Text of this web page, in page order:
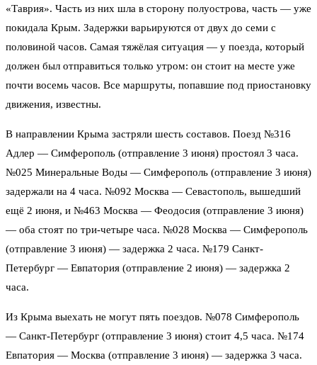
«Таврия». Часть из них шла в сторону полуострова, часть — уже
покидала Крым. Задержки варьируются от двух до семи с
половиной часов. Самая тяжёлая ситуация — у поезда, который
должен был отправиться только утром: он стоит на месте уже
почти восемь часов. Все маршруты, попавшие под приостановку
движения, известны.
В направлении Крыма застряли шесть составов. Поезд №316
Адлер — Симферополь (отправление 3 июня) простоял 3 часа.
№025 Минеральные Воды — Симферополь (отправление 3 июня)
задержали на 4 часа. №092 Москва — Севастополь, вышедший
ещё 2 июня, и №463 Москва — Феодосия (отправление 3 июня)
— оба стоят по три-четыре часа. №028 Москва — Симферополь
(отправление 3 июня) — задержка 2 часа. №179 Санкт-
Петербург — Евпатория (отправление 2 июня) — задержка 2
часа.
Из Крыма выехать не могут пять поездов. №078 Симферополь
— Санкт-Петербург (отправление 3 июня) стоит 4,5 часа. №174
Евпатория — Москва (отправление 3 июня) — задержка 3 часа.